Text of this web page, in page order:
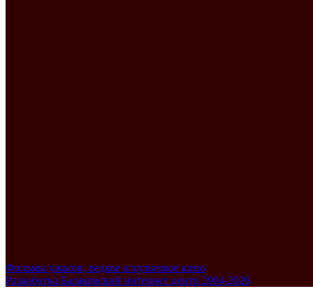
Фильмы ужасов, редкое и культовое кино
Разработка Балаковский интернет центр 2004-2026